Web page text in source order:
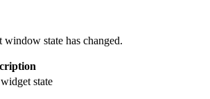
window state has changed.
state